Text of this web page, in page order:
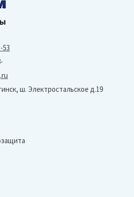
53
ш. Электростальское д.19